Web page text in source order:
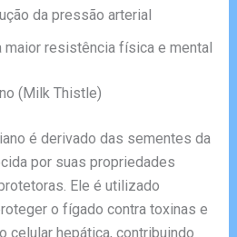
da pressão arterial
maior resistência física e mental
(Milk Thistle)
é derivado das sementes da
por suas propriedades
Ele é utilizado
o fígado contra toxinas e
celular hepática, contribuindo